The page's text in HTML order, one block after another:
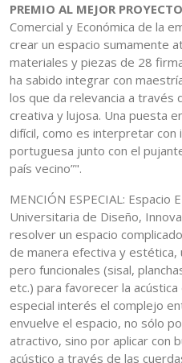
PREMIO AL MEJOR
Comercial y Económica de la
crear un espacio sumamente
materiales y piezas de 28
ha sabido integrar con
los que da relevancia a través
creativa y lujosa. Una puesta
difícil, como es interpretar con
portuguesa junto con el
país vecino”".
MENCIÓN ESPECIAL: Espacio
Universitaria de Diseño,
resolver un espacio
de manera efectiva y estética,
pero funcionales (sisal,
etc.) para favorecer la
especial interés el complejo
envuelve el espacio, no sólo
atractivo, sino por aplicar con
acústico a través de las